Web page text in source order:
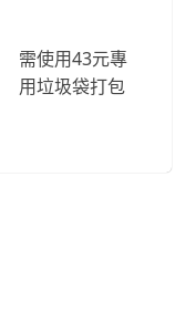
需使用43元專
用垃圾袋打包